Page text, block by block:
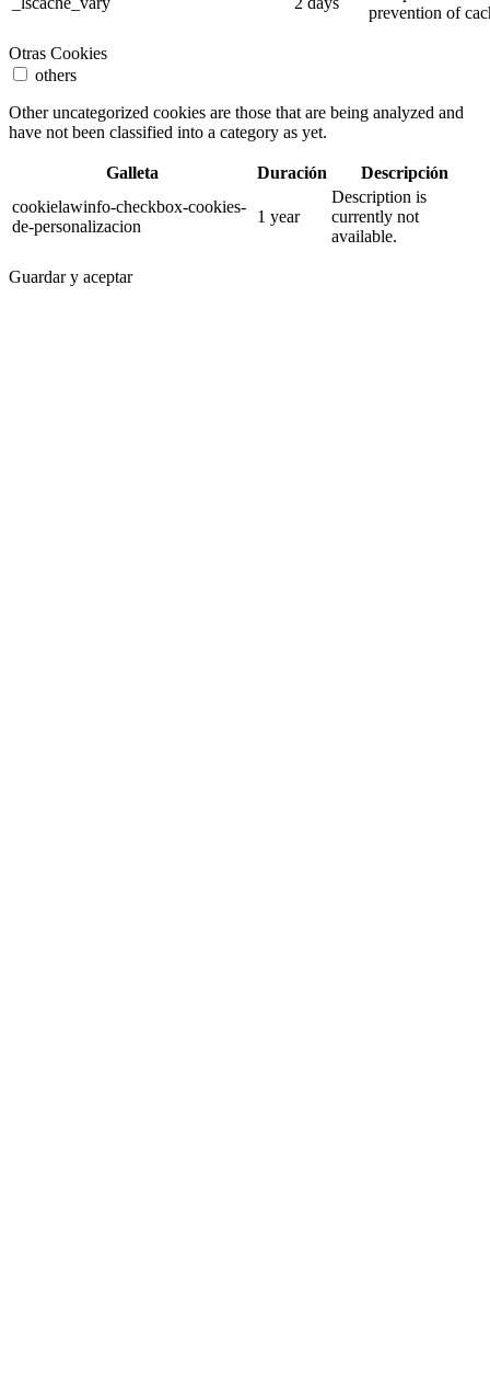
prevention of
Otras Cookies
others
Other uncategorized cookies are those that are being analyzed and
have not been classified into a category as yet.
Galleta Duración
Descripción
cookielawinfo-checkbox-cookies-
de-personalizacion
1 year
Description is
currently not
available.
Guardar y aceptar